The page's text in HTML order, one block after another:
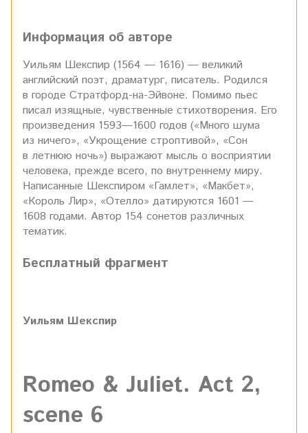
Информация об авторе
Уильям Шекспир (1564 — 1616) — великий
английский поэт, драматург, писатель. Родился
в городе Стратфорд-на-Эйвоне. Помимо пьес
писал изящные, чувственные стихотворения. Его
произведения 1593—1600 годов («Много шума
из ничего», «Укрощение строптивой», «Сон
в летнюю ночь») выражают мысль о восприятии
человека, прежде всего, по внутреннему миру.
Написанные Шекспиром «Гамлет», «Макбет»,
«Король Лир», «Отелло» датируются 1601 —
1608 годами. Автор 154 сонетов различных
тематик.
Бесплатный фрагмент
Уильям Шекспир
Romeo & Juliet. Act 2,
scene 6